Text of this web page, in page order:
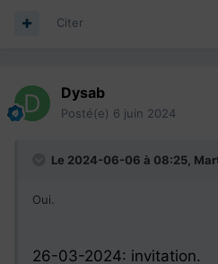
Citer
Dysab
Posté(e) 6 juin 2024
Le 2024-06-06 à 08:25,
Oui.
26-03-2024: invitation.